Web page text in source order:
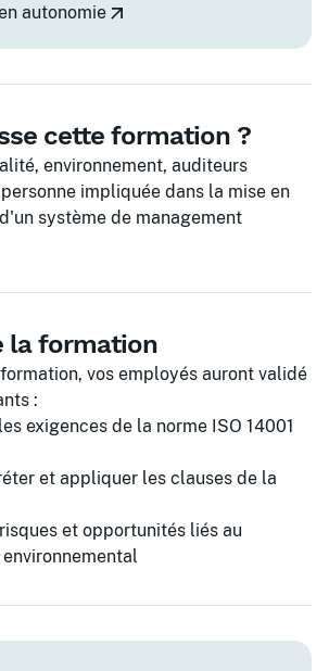
autonomie
cette formation ?
environnement, auditeurs
impliquée dans la mise en
système de management
la formation
vos employés auront validé
:
exigences de la norme ISO 14001
et appliquer les clauses de la
et opportunités liés au